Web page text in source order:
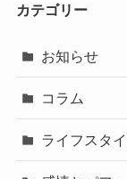
カテゴリー
お知らせ
コラム
ライフスタ